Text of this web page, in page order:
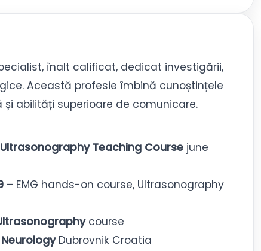
înalt calificat, dedicat investigării,
Această profesie îmbină cunoștințele
abilități superioare de comunicare.
Teaching Course june
– EMG hands-on course, Ultrasonography
course
Dubrovnik Croatia